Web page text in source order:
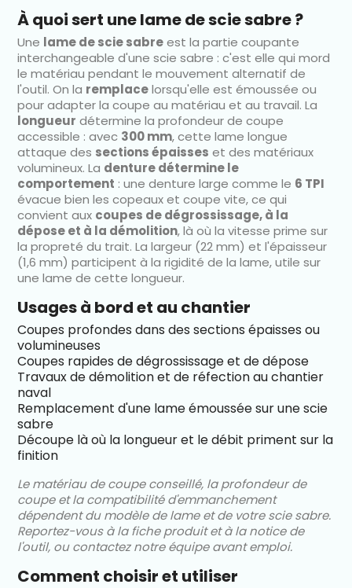
À quoi sert une lame de scie sabre ?
Une lame de scie sabreest la partie coupante
interchangeable d'une scie sabre : c'est elle qui mord
le matériau pendant le mouvement alternatif de
l'outil. On la remplacelorsqu'elle est émoussée ou
pour adapter la coupe au matériau et au travail. La
longueur détermine la profondeur de coupe
accessible : avec 300 mm, cette lame longue
attaque des sections épaisses et des matériaux
volumineux. La denture détermine le
comportement : une denture large comme le 6 TPI
évacue bien les copeaux et coupe vite, ce qui
convient aux coupes de dégrossissage, à la
dépose et à la démolition, là où la vitesse prime sur
la propreté du trait. La largeur (22 mm) et l'épaisseur
(1,6 mm) participent à la rigidité de la lame, utile sur
une lame de cette longueur.
Usages à bord et au chantier
Coupes profondes dans des sections épaisses ou
volumineuses
Coupes rapides de dégrossissage et de dépose
Travaux de démolition et de réfection au chantier
naval
Remplacement d'une lame émoussée sur une scie
sabre
Découpe là où la longueur et le débit priment sur la
finition
Le matériau de coupe conseillé, la profondeur de
coupe et la compatibilité d'emmanchement
dépendent du modèle de lame et de votre scie sabre.
Reportez-vous à la fiche produit et à la notice de
l'outil, ou contactez notre équipe avant emploi.
Comment choisir et utiliser